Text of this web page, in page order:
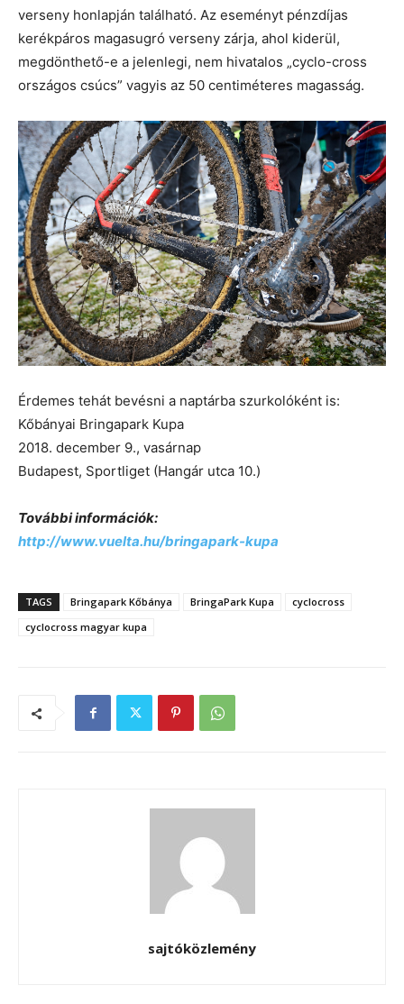
verseny honlapján található. Az eseményt pénzdíjas
kerékpáros magasugró verseny zárja, ahol kiderül,
megdönthető-e a jelenlegi, nem hivatalos „cyclo-cross
országos csúcs” vagyis az 50 centiméteres magasság.
Érdemes tehát bevésni a naptárba szurkolóként is:
Kőbányai Bringapark Kupa
2018. december 9., vasárnap
Budapest, Sportliget (Hangár utca 10.)
További információk:
http://www.vuelta.hu/bringapark-kupa
TAGS Bringapark Kőbánya BringaPark Kupa
cyclocross
cyclocross magyar kupa
sajtóközlemény